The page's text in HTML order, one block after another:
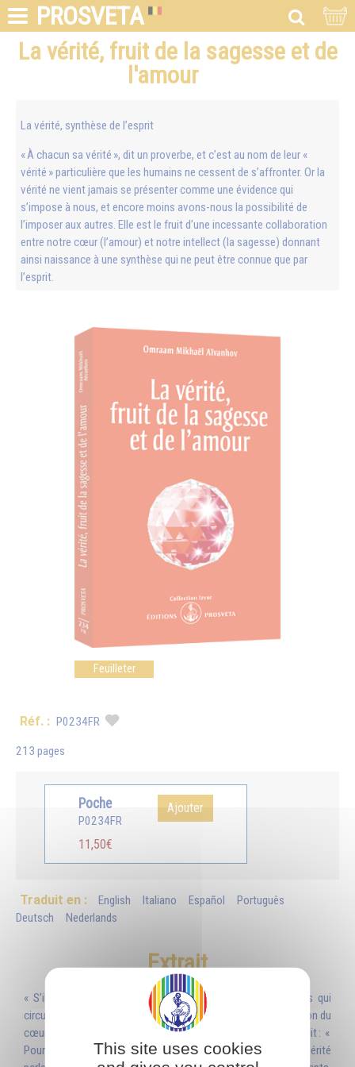
PROSVETA
La vérité, fruit de la sagesse et de
l'amour
La vérité, synthèse de l’esprit
« À chacun sa vérité », dit un proverbe, et c’est au nom de leur «
vérité » particulière que les humains ne cessent de s’affronter. Or la
vérité ne vient jamais se présenter comme une évidence qui
s’impose à nous, et encore moins avons-nous la possibilité de
l’imposer aux autres. Elle est le fruit d’une incessante collaboration
entre notre cœur (l’amour) et notre intellect (la sagesse) donnant
ainsi naissance à une synthèse qui ne peut être connue que par
l’esprit.
Feuilleter
Réf. : P0234FR
213 pages
Poche
P0234FR
11,50€
Ajouter
Traduit en : English Italiano Español
Português
Deutsch
Nederlands
Extrait
« S’il y a tellement de vérités différentes et contradictoires qui
circulent de par le monde, c’est qu’elles reflètent la déformation du
cœur et de l’intellect des humains. Lorsque quelqu’un vous dit : «
Pour moi, la vérité, c’est que… », c’est « sa » vérité, et cette vérité
This site uses cookies